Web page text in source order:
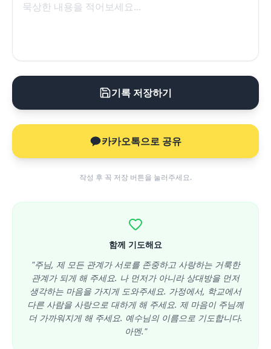
기록 저장하기
카카오톡으로 공유
작성 후 꼭 저장 버튼을 눌러주세요.
함께 기도해요
"주님, 제 모든 관계가 서로를 존중하고 사랑하는 거룩한
관계가 되게 해 주세요. 나 먼저가 아니라 상대방을 먼저
생각하는 마음을 가지게 도와주세요. 가정에서, 학교에서
다른 사람을 사랑으로 대하게 해 주세요. 제 마음이 주님께
더 가까워지게 해 주세요. 예수님의 이름으로 기도합니다.
아멘."